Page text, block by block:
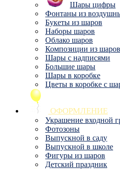
Шары цифры
Фонтаны из
Букеты из шаров
Наборы шаров
Облако шаров
Композиции из шаров
Шары с надписями
Большие шары
Шары в коробке
Цветы в коробке с
ОФОРМЛЕНИЕ
Украшение входной
Фотозоны
Выпускной в саду
Выпускной в школе
Фигуры из шаров
Детский праздник